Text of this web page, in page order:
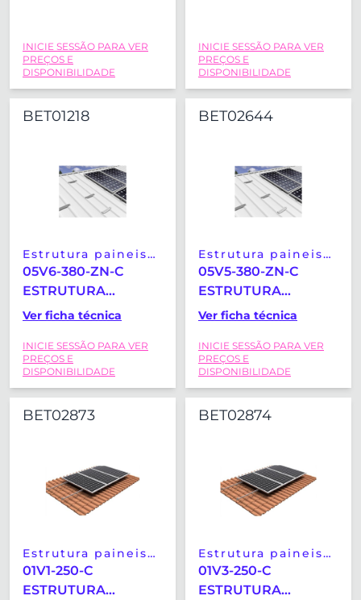
VERTICAL SUNFER
(2400X1350MM)
INICIE SESSÃO PARA VER
PREÇOS E
DISPONIBILIDADE
MICRORAIL SUNFER
(2400X1350MM)
INICIE SESSÃO PARA VER
PREÇOS E
DISPONIBILIDADE
BET01218
Estrutura paineis
solares
05V6-380-ZN-C
ESTRUTURA
COPLANAR
VERTICAL SUNFER
(2400X1350MM)
Ver ficha técnica
INICIE SESSÃO PARA VER
PREÇOS E
DISPONIBILIDADE
BET02644
Estrutura paineis
solares
05V5-380-ZN-C
ESTRUTURA
COPLANAR
VERTICAL SUNFER
(2400X1350MM)
Ver ficha técnica
INICIE SESSÃO PARA VER
PREÇOS E
DISPONIBILIDADE
BET02873
Estrutura paineis
solares
01V1-250-C
ESTRUTURA
BET02874
Estrutura paineis
solares
01V3-250-C
ESTRUTURA